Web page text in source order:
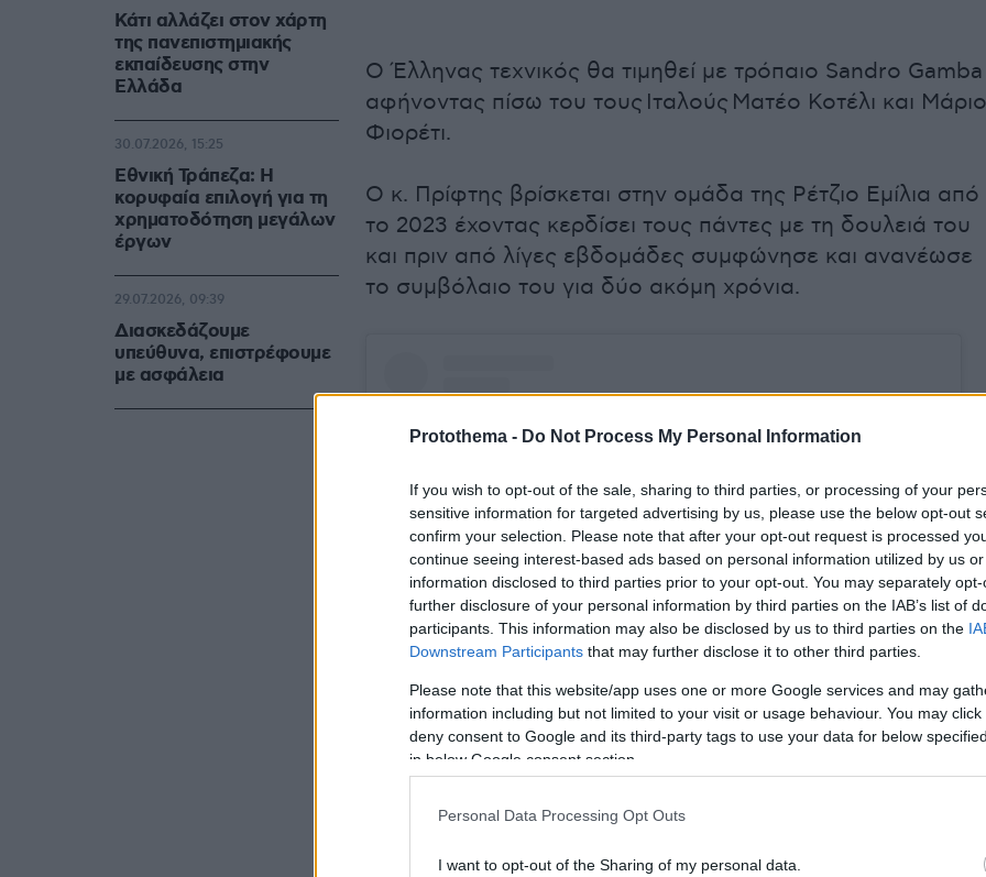
Protothema - Do Not Process My Personal Information
If you wish to opt-out of the sale, sharing to third parties, or processing of your
sensitive information for targeted advertising by us, please use the below opt-out
confirm your selection. Please note that after your opt-out request is processed
continue seeing interest-based ads based on personal information utilized by us
information disclosed to third parties prior to your opt-out. You may separately
further disclosure of your personal information by third parties on the IAB’s list of
participants. This information may also be disclosed by us to third parties on the
Downstream Participants that may further disclose it to other third parties.
Please note that this website/app uses one or more Google services and may
information including but not limited to your visit or usage behaviour. You may
deny consent to Google and its third-party tags to use your data for below
in below Google consent section.
Personal Data Processing Opt Outs
I want to opt-out of the Sharing of my personal data.
Ο Έλληνας τεχνικός θα τιμηθεί με τρόπαιο Sandro Gamba
αφήνοντας πίσω του τους Ιταλούς Ματέο Κοτέλι και Μάριο
Φιορέτι.
Ο κ. Πρίφτης βρίσκεται στην ομάδα της Ρέτζιο Εμίλια από
το 2023 έχοντας κερδίσει τους πάντες με τη δουλειά του
και πριν από λίγες εβδομάδες συμφώνησε και ανανέωσε
το συμβόλαιο του για δύο ακόμη χρόνια.
Δείτε αυτή τη δημοσίευση στο Instagram.
Η δημοσίευση κοινοποιήθηκε από το χρήστη LBA (@legabasketa)
Κάτι αλλάζει στον χάρτη
της πανεπιστημιακής
εκπαίδευσης στην
Ελλάδα
Εθνική Τράπεζα: Η
κορυφαία επιλογή για τη
χρηματοδότηση μεγάλων
έργων
30.07.2026, 15:25
Διασκεδάζουμε
υπεύθυνα, επιστρέφουμε
με ασφάλεια
29.07.2026, 09:39